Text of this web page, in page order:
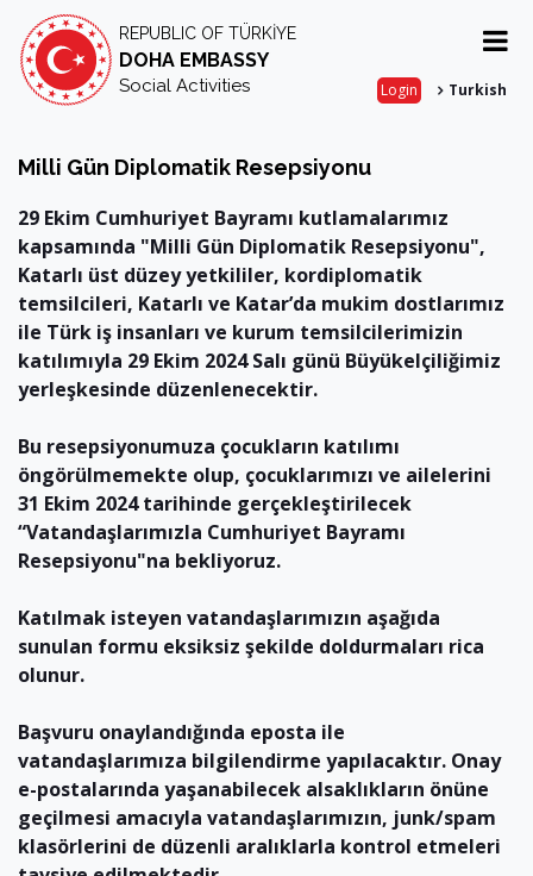
REPUBLIC OF TÜRKİYE
DOHA EMBASSY
Social Activities Login Turkish
Milli Gün Diplomatik Resepsiyonu
29 Ekim Cumhuriyet Bayramı kutlamalarımız
kapsamında "Milli Gün Diplomatik Resepsiyonu",
Katarlı üst düzey yetkililer, kordiplomatik
temsilcileri, Katarlı ve Katar’da mukim dostlarımız
ile Türk iş insanları ve kurum temsilcilerimizin
katılımıyla 29 Ekim 2024 Salı günü Büyükelçiliğimiz
yerleşkesinde düzenlenecektir.
Bu resepsiyonumuza çocukların katılımı
öngörülmemekte olup, çocuklarımızı ve ailelerini
31 Ekim 2024 tarihinde gerçekleştirilecek
“Vatandaşlarımızla Cumhuriyet Bayramı
Resepsiyonu"na bekliyoruz.
Katılmak isteyen vatandaşlarımızın aşağıda
sunulan formu eksiksiz şekilde doldurmaları rica
olunur.
Başvuru onaylandığında eposta ile
vatandaşlarımıza bilgilendirme yapılacaktır. Onay
e-postalarında yaşanabilecek alsaklıkların önüne
geçilmesi amacıyla vatandaşlarımızın, junk/spam
klasörlerini de düzenli aralıklarla kontrol etmeleri